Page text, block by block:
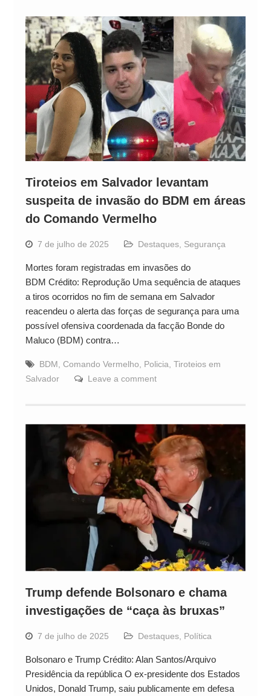
Tiroteios em Salvador levantam
suspeita de invasão do BDM em áreas
do Comando Vermelho
7 de julho de 2025 Destaques, Segurança
Mortes foram registradas em invasões do
BDM Crédito: Reprodução Uma sequência de ataques
a tiros ocorridos no fim de semana em Salvador
reacendeu o alerta das forças de segurança para uma
possível ofensiva coordenada da facção Bonde do
Maluco (BDM) contra…
BDM Comando Vermelho Policia Tiroteios em
Salvador
Leave a comment
Trump defende Bolsonaro e chama
investigações de “caça às bruxas”
7 de julho de 2025 Destaques, Política
Bolsonaro e Trump Crédito: Alan Santos/Arquivo
Presidência da república O ex-presidente dos Estados
Unidos, Donald Trump, saiu publicamente em defesa